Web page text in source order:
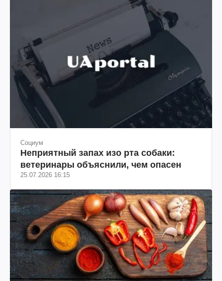
Социум
Неприятный запах изо рта собаки:
ветеринары объяснили, чем опасен
25.07.2026 16:15